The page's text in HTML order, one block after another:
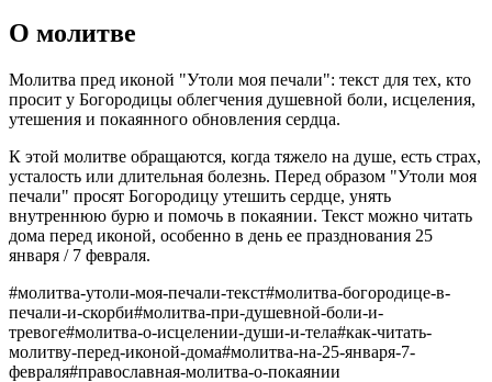
О молитве
Молитва пред иконой "Утоли моя печали": текст для тех, кто
просит у Богородицы облегчения душевной боли, исцеления,
утешения и покаянного обновления сердца.
К этой молитве обращаются, когда тяжело на душе, есть страх,
усталость или длительная болезнь. Перед образом "Утоли моя
печали" просят Богородицу утешить сердце, унять
внутреннюю бурю и помочь в покаянии. Текст можно читать
дома перед иконой, особенно в день ее празднования 25
января / 7 февраля.
#молитва-утоли-моя-печали-текст#молитва-богородице-в-
печали-и-скорби#молитва-при-душевной-боли-и-
тревоге#молитва-о-исцелении-души-и-тела#как-читать-
молитву-перед-иконой-дома#молитва-на-25-января-7-
февраля#православная-молитва-о-покаянии